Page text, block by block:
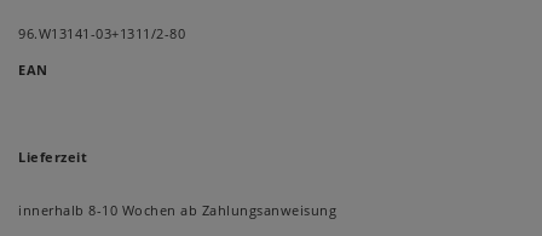
96.W13141-03+1311/2-80
EAN
Lieferzeit
innerhalb 8-10 Wochen ab Zahlungsanweisung